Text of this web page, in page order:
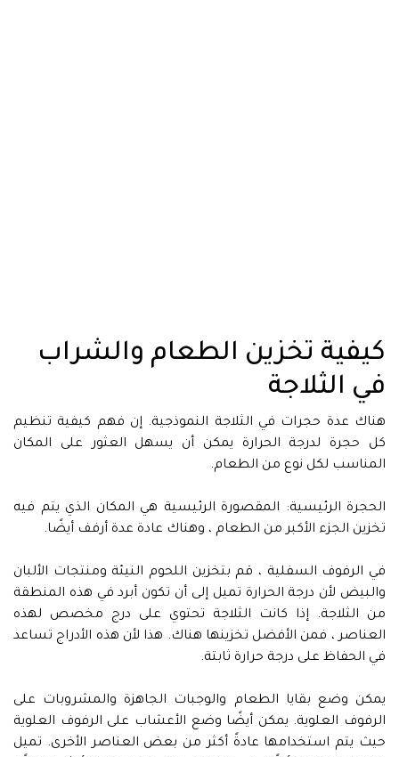
كيفية تخزين الطعام والشراب
في الثلاجة
هناك عدة حجرات في الثلاجة النموذجية. إن فهم كيفية تنظيم
كل حجرة لدرجة الحرارة يمكن أن يسهل العثور على المكان
المناسب لكل نوع من الطعام.
الحجرة الرئيسية: المقصورة الرئيسية هي المكان الذي يتم فيه
تخزين الجزء الأكبر من الطعام ، وهناك عادة عدة أرفف أيضًا.
في الرفوف السفلية ، قم بتخزين اللحوم النيئة ومنتجات الألبان
والبيض لأن درجة الحرارة تميل إلى أن تكون أبرد في هذه المنطقة
من الثلاجة. إذا كانت الثلاجة تحتوي على درج مخصص لهذه
العناصر ، فمن الأفضل تخزينها هناك. هذا لأن هذه الأدراج تساعد
في الحفاظ على درجة حرارة ثابتة.
يمكن وضع بقايا الطعام والوجبات الجاهزة والمشروبات على
الرفوف العلوية. يمكن أيضًا وضع الأعشاب على الرفوف العلوية
حيث يتم استخدامها عادةً أكثر من بعض العناصر الأخرى. تميل